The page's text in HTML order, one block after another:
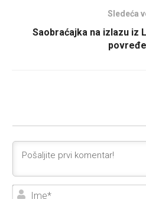
Sledeća
Saobraćajka na izlazu iz